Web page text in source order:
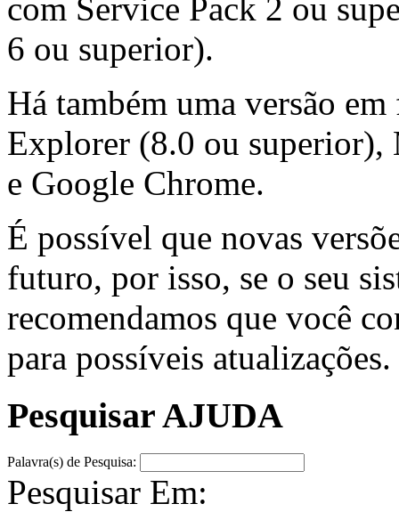
com Service Pack 2 ou
6 ou superior).
Há também uma versão
Explorer (8.0 ou
e Google Chrome.
É possível que novas
futuro, por isso, se o seu
recomendamos que você
para possíveis atualizações.
Pesquisar AJUDA
Palavra(s) de Pesquisa:
Pesquisar Em: